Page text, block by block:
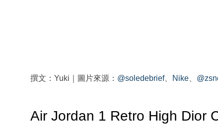
撰文：Yuki｜圖片來源： @soledebrief、 Nike
Air Jordan 1 Retro High Dior